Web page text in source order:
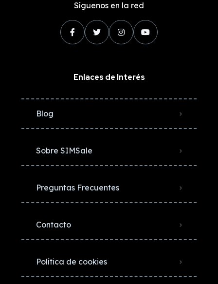
Síguenos en la red
Enlaces de Interés
Blog
Sobre SIMSale
Preguntas Frecuentes
Contacto
Política de cookies